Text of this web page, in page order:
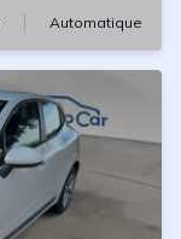
Automatique